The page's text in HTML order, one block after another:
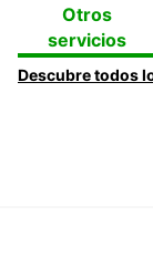
Otros
servicios